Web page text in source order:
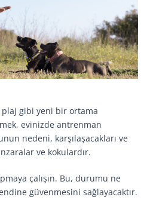
plaj gibi yeni bir ortama
evinizde antrenman
nedeni, karşılaşacakları ve
ve kokulardır.
çalışın. Bu, durumu ne
güvenmesini sağlayacaktır.